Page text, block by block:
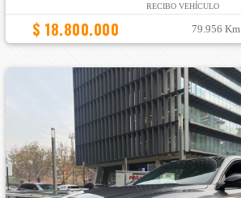
RECIBO VEHÍCULO
$ 18.800.000 79.956 Km